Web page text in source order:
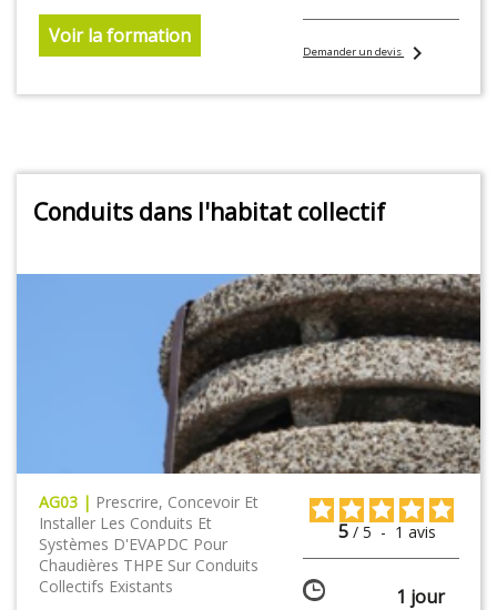
Voir la formation
Demander un devischevron_right
Conduits dans l'habitat collectif
AG03 | Prescrire, Concevoir Et
Installer Les Conduits Et
Systèmes D'EVAPDC Pour
Chaudières THPE Sur Conduits
Collectifs Existants
5 / 5 - 1 avis
1 jour